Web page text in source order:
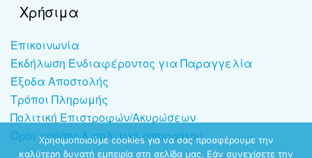
Χρήσιμα
Επικοινωνία
Εκδήλωση Ενδιαφέροντος για Παραγγελία
Έξοδα Αποστολής
Τρόποι Πληρωμής
Πολιτική Επιστροφών/Ακυρώσεων
Όροι χρήσης & πολιτική απορρήτου
Χρησιμοποιούμε cookies για να σας προσφέρουμε την
καλύτερη δυνατή εμπειρία στη σελίδα μας. Εάν συνεχίσετε την